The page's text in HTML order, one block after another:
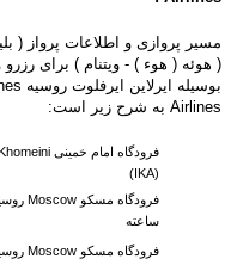
مسیر پروازی و اطلاعات پرواز (
( هوئه ( هوء ) - ویتنام ) برای رزرو
Airlines به شرح زیر است:
(IKA)
فرودگاه مسکو Moscow روسیه (SVO) -
ساعته
فرودگاه مسکو Moscow روسیه (SVO)